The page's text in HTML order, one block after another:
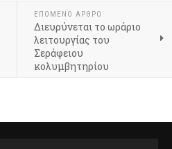
ΕΠΌΜΕΝΟ ΆΡΘΡΟ
Διευρύνεται το ωράριο
λειτουργίας του
Σεράφειου
κολυμβητηρίου